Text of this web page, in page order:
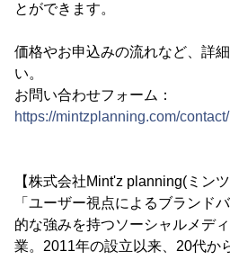
とができます。
価格やお申込みの流れなど、詳
い。
お問い合わせフォーム：
https://mintzplanning.com/contact/
【株式会社Mint'z planning(ミン
「ユーザー視点によるブランド
的な強みを持つソーシャルメデ
業。2011年の設立以来、20代か